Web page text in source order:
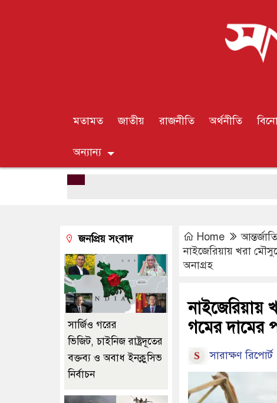
মতামত জাতীয় রাজনীতি অর্থনীতি
অন্যান্য
Home
নাইজেরিয়ায় খরা
অনাগ্রহ
নাইজেরিয়ায়
গমের দামের
সারাক্ষণ রিপোর্ট
জনপ্রিয় সংবাদ
সার্জিও গরের
ভিজিট, চাইনিজ রাষ্ট্রদূতের
বক্তব্য ও অবাধ ইনক্লুসিভ
নির্বাচন